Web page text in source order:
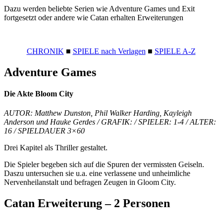
Dazu werden beliebte Serien wie Adventure Games und Exit
fortgesetzt oder andere wie Catan erhalten Erweiterungen
CHRONIK ■ SPIELE nach Verlagen ■ SPIELE A-Z
Adventure Games
Die Akte Bloom City
AUTOR: Matthew Dunston, Phil Walker Harding, Kayleigh
Anderson und Hauke Gerdes / GRAFIK: / SPIELER: 1-4 / ALTER:
16 / SPIELDAUER 3×60
Drei Kapitel als Thriller gestaltet.
Die Spieler begeben sich auf die Spuren der vermissten Geiseln.
Daszu untersuchen sie u.a. eine verlassene und unheimliche
Nervenheilanstalt und befragen Zeugen in Gloom City.
Catan Erweiterung– 2 Personen